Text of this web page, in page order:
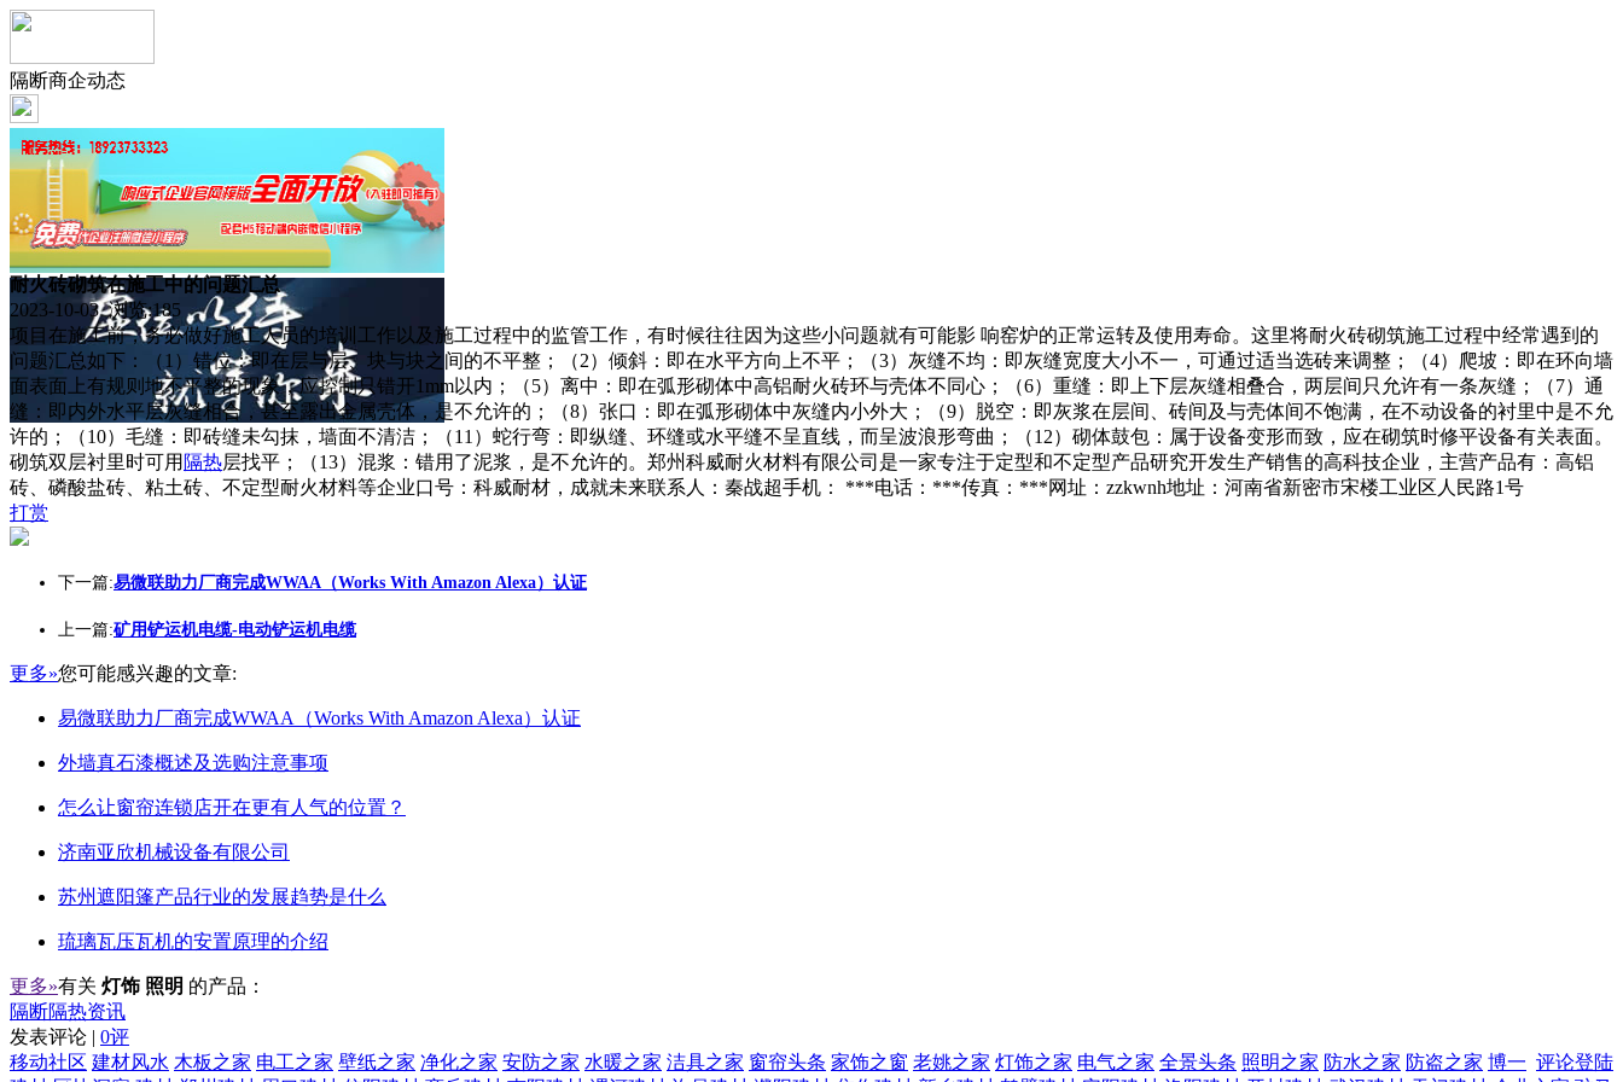
隔断商企动态
耐火砖砌筑在施工中的问题汇总
2023-10-03 浏览:185
项目在施工前，务必做好施工人员的培训工作以及施工过程中的监管工作，有时候往往因为这些小问题就有可能影 响窑炉的正常运转及使用寿命。这里将耐火砖砌筑施工过程中经常遇到的
问题汇总如下：（1）错位：即在层与层、块与块之间的不平整；（2）倾斜：即在水平方向上不平；（3）灰缝不均：即灰缝宽度大小不一，可通过适当选砖来调整；（4）爬坡：即在环向墙
面表面上有规则地不平整的现象，应控制只错开1mm以内；（5）离中：即在弧形砌体中高铝耐火砖环与壳体不同心；（6）重缝：即上下层灰缝相叠合，两层间只允许有一条灰缝；（7）通
缝：即内外水平层灰缝相合，甚至露出金属壳体，是不允许的；（8）张口：即在弧形砌体中灰缝内小外大；（9）脱空：即灰浆在层间、砖间及与壳体间不饱满，在不动设备的衬里中是不允
许的；（10）毛缝：即砖缝未勾抹，墙面不清洁；（11）蛇行弯：即纵缝、环缝或水平缝不呈直线，而呈波浪形弯曲；（12）砌体鼓包：属于设备变形而致，应在砌筑时修平设备有关表面。
砌筑双层衬里时可用 隔热层找平；（13）混浆：错用了泥浆，是不允许的。郑州科威耐火材料有限公司是一家专注于定型和不定型产品研究开发生产销售的高科技企业，主营产品有：高铝
砖、磷酸盐砖、粘土砖、不定型耐火材料等企业口号：科威耐材，成就未来联系人：秦战超手机： ***电话：***传真：***网址：zzkwnh地址：河南省新密市宋楼工业区人民路1号
打赏
下一篇:易微联助力厂商完成WWAA（Works With Amazon Alexa）认证
上一篇:矿用铲运机电缆-电动铲运机电缆
更多»您可能感兴趣的文章:
易微联助力厂商完成WWAA（Works With Amazon Alexa）认证
外墙真石漆概述及选购注意事项
怎么让窗帘连锁店开在更有人气的位置？
济南亚欣机械设备有限公司
苏州遮阳篷产品行业的发展趋势是什么
琉璃瓦压瓦机的安置原理的介绍
更多»有关 灯饰 照明 的产品：
隔断隔热资讯
发表评论 | 0评
评论登陆
移动社区 建材风水 木板之家 电工之家 壁纸之家 净化之家 安防之家 水暖之家 洁具之家 窗帘头条 家饰之窗 老姚之家 灯饰之家 电气之家 全景头条 照明之家 防水之家 防盗之家 博一